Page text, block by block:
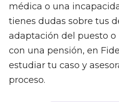
médica o una
tienes dudas sobre tus
adaptación del puesto
con una pensión, en
estudiar tu caso y
proceso.